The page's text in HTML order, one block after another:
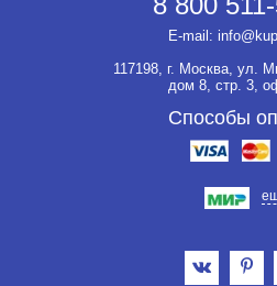
E-mail:
117198, г. Москва, ул.
дом 8, стр. 3,
Способы